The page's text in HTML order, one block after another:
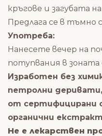
кръгове и загубата
Предлага се в тъмно
Употреба:
Нанесете вечер на
потупвания в зоната
Изработен без
петролни
от сертифицирани
органични
Не е лекарствен